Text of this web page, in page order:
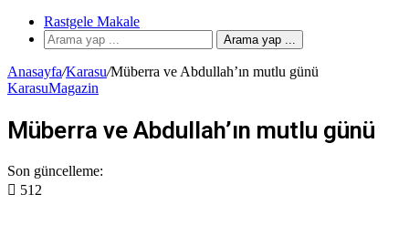
Rastgele Makale
Arama yap ...
Anasayfa/Karasu/Müberra ve Abdullah’ın mutlu günü
KarasuMagazin
Müberra ve Abdullah’ın mutlu günü
Son güncelleme:
512